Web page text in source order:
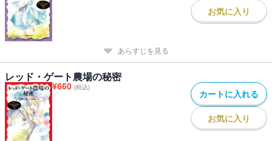
お気に入り
あらすじを見る
レッド・ゲート農場の秘密
¥660 (税込)
カートに入れる
お気に入り